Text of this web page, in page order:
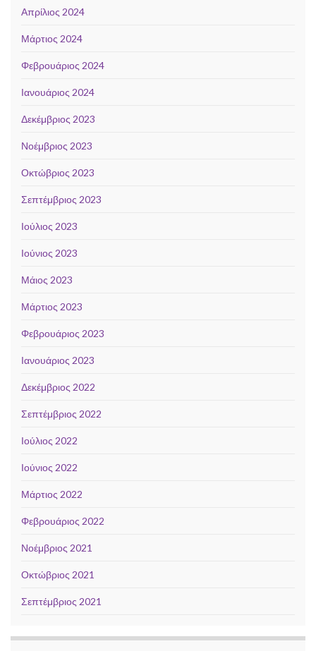
Απρίλιος 2024
Μάρτιος 2024
Φεβρουάριος 2024
Ιανουάριος 2024
Δεκέμβριος 2023
Νοέμβριος 2023
Οκτώβριος 2023
Σεπτέμβριος 2023
Ιούλιος 2023
Ιούνιος 2023
Μάιος 2023
Μάρτιος 2023
Φεβρουάριος 2023
Ιανουάριος 2023
Δεκέμβριος 2022
Σεπτέμβριος 2022
Ιούλιος 2022
Ιούνιος 2022
Μάρτιος 2022
Φεβρουάριος 2022
Νοέμβριος 2021
Οκτώβριος 2021
Σεπτέμβριος 2021